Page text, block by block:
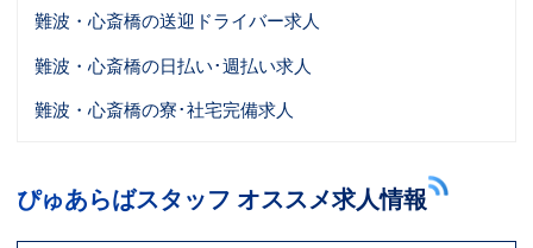
難波・心斎橋の送迎ドライバー求人
難波・心斎橋の日払い･週払い求人
難波・心斎橋の寮･社宅完備求人
ぴゅあらばスタッフ オススメ求人情報